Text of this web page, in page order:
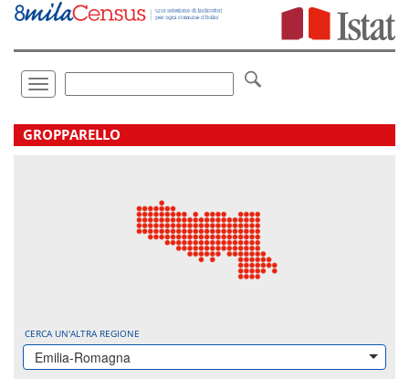
Vai
direttamente
Toggle
navigation
.
GROPPARELLO
CERCA UN'ALTRA REGIONE
Emilia-Romagna